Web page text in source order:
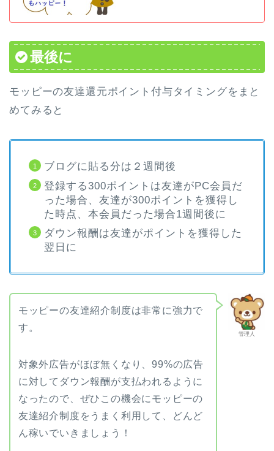
最後に
モッピーの友達還元ポイント付与タイミングをまと
めてみると
ブログに貼る分は２週間後
登録する300ポイントは友達がPC会員だ
った場合、友達が300ポイントを獲得し
た時点、本会員だった場合1週間後に
ダウン報酬は友達がポイントを獲得した
翌日に
管理人
モッピーの友達紹介制度は非常に強力で
す。
対象外広告がほぼ無くなり、99%の広告
に対してダウン報酬が支払われるように
なったので、ぜひこの機会にモッピーの
友達紹介制度をうまく利用して、どんど
ん稼いでいきましょう！